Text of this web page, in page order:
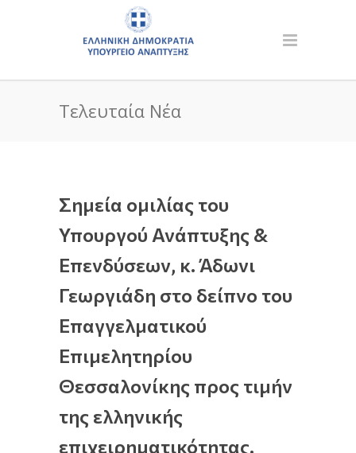
Τελευταία Νέα
Σημεία ομιλίας του
Υπουργού Ανάπτυξης &
Επενδύσεων, κ. Άδωνι
Γεωργιάδη στο δείπνο του
Επαγγελματικού
Επιμελητηρίου
Θεσσαλονίκης προς τιμήν
της ελληνικής
επιχειρηματικότητας.